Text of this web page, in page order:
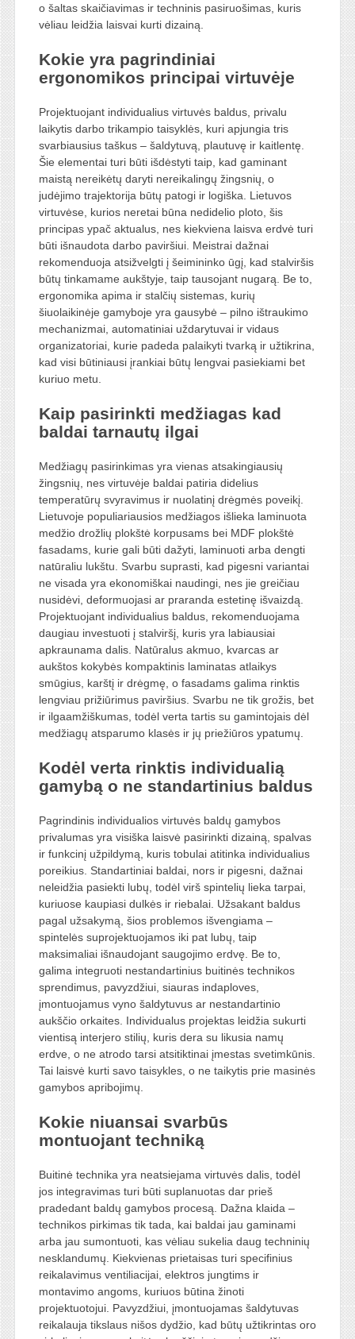
o šaltas skaičiavimas ir techninis pasiruošimas, kuris
vėliau leidžia laisvai kurti dizainą.
Kokie yra pagrindiniai
ergonomikos principai virtuvėje
Projektuojant individualius virtuvės baldus, privalu
laikytis darbo trikampio taisyklės, kuri apjungia tris
svarbiausius taškus – šaldytuvą, plautuvę ir kaitlentę.
Šie elementai turi būti išdėstyti taip, kad gaminant
maistą nereikėtų daryti nereikalingų žingsnių, o
judėjimo trajektorija būtų patogi ir logiška. Lietuvos
virtuvėse, kurios neretai būna nedidelio ploto, šis
principas ypač aktualus, nes kiekviena laisva erdvė turi
būti išnaudota darbo paviršiui. Meistrai dažnai
rekomenduoja atsižvelgti į šeimininko ūgį, kad stalviršis
būtų tinkamame aukštyje, taip tausojant nugarą. Be to,
ergonomika apima ir stalčių sistemas, kurių
šiuolaikinėje gamyboje yra gausybė – pilno ištraukimo
mechanizmai, automatiniai uždarytuvai ir vidaus
organizatoriai, kurie padeda palaikyti tvarką ir užtikrina,
kad visi būtiniausi įrankiai būtų lengvai pasiekiami bet
kuriuo metu.
Kaip pasirinkti medžiagas kad
baldai tarnautų ilgai
Medžiagų pasirinkimas yra vienas atsakingiausių
žingsnių, nes virtuvėje baldai patiria didelius
temperatūrų svyravimus ir nuolatinį drėgmės poveikį.
Lietuvoje populiariausios medžiagos išlieka laminuota
medžio drožlių plokštė korpusams bei MDF plokštė
fasadams, kurie gali būti dažyti, laminuoti arba dengti
natūraliu lukštu. Svarbu suprasti, kad pigesni variantai
ne visada yra ekonomiškai naudingi, nes jie greičiau
nusidėvi, deformuojasi ar praranda estetinę išvaizdą.
Projektuojant individualius baldus, rekomenduojama
daugiau investuoti į stalviršį, kuris yra labiausiai
apkraunama dalis. Natūralus akmuo, kvarcas ar
aukštos kokybės kompaktinis laminatas atlaikys
smūgius, karštį ir drėgmę, o fasadams galima rinktis
lengviau prižiūrimus paviršius. Svarbu ne tik grožis, bet
ir ilgaamžiškumas, todėl verta tartis su gamintojais dėl
medžiagų atsparumo klasės ir jų priežiūros ypatumų.
Kodėl verta rinktis individualią
gamybą o ne standartinius baldus
Pagrindinis individualios virtuvės baldų gamybos
privalumas yra visiška laisvė pasirinkti dizainą, spalvas
ir funkcinį užpildymą, kuris tobulai atitinka individualius
poreikius. Standartiniai baldai, nors ir pigesni, dažnai
neleidžia pasiekti lubų, todėl virš spintelių lieka tarpai,
kuriuose kaupiasi dulkės ir riebalai. Užsakant baldus
pagal užsakymą, šios problemos išvengiama –
spintelės suprojektuojamos iki pat lubų, taip
maksimaliai išnaudojant saugojimo erdvę. Be to,
galima integruoti nestandartinius buitinės technikos
sprendimus, pavyzdžiui, siauras indaploves,
įmontuojamus vyno šaldytuvus ar nestandartinio
aukščio orkaites. Individualus projektas leidžia sukurti
vientisą interjero stilių, kuris dera su likusia namų
erdve, o ne atrodo tarsi atsitiktinai įmestas svetimkūnis.
Tai laisvė kurti savo taisykles, o ne taikytis prie masinės
gamybos apribojimų.
Kokie niuansai svarbūs
montuojant techniką
Buitinė technika yra neatsiejama virtuvės dalis, todėl
jos integravimas turi būti suplanuotas dar prieš
pradedant baldų gamybos procesą. Dažna klaida –
technikos pirkimas tik tada, kai baldai jau gaminami
arba jau sumontuoti, kas vėliau sukelia daug techninių
nesklandumų. Kiekvienas prietaisas turi specifinius
reikalavimus ventiliacijai, elektros jungtims ir
montavimo angoms, kuriuos būtina žinoti
projektuotojui. Pavyzdžiui, įmontuojamas šaldytuvas
reikalauja tikslaus nišos dydžio, kad būtų užtikrintas oro